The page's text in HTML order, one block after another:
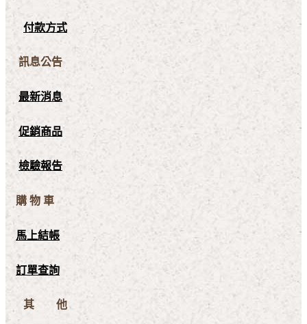
付款方式
訊息公告
最新消息
促銷商品
檢驗報告
購 物 車
馬上結帳
訂單查詢
其 他